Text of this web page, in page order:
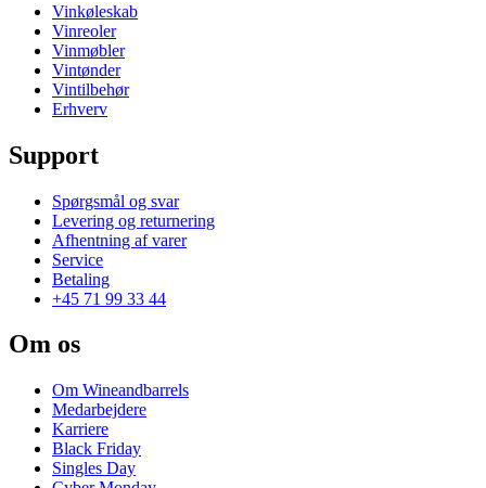
Vinkøleskab
Vinreoler
Vinmøbler
Vintønder
Vintilbehør
Erhverv
Support
Spørgsmål og svar
Levering og returnering
Afhentning af varer
Service
Betaling
+45 71 99 33 44
Om os
Om Wineandbarrels
Medarbejdere
Karriere
Black Friday
Singles Day